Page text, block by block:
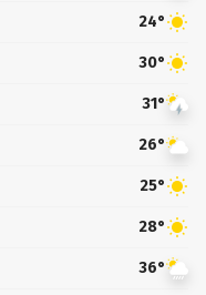
24°
30°
31°
26°
25°
28°
36°